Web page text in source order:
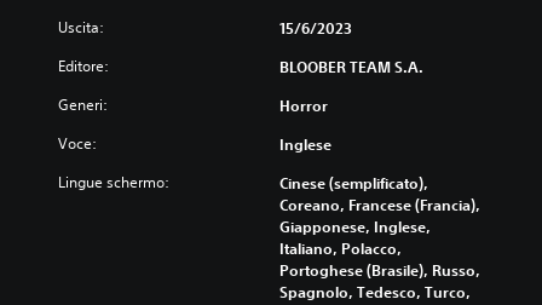
Uscita: 15/6/2023
Editore: BLOOBER TEAM S.A.
Generi: Horror
Voce: Inglese
Lingue schermo:
Cinese (semplificato),
Coreano, Francese (Francia),
Giapponese, Inglese,
Italiano, Polacco,
Portoghese (Brasile), Russo,
Spagnolo, Tedesco, Turco,